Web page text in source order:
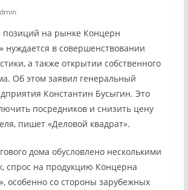
позиций на рынке Концерн
нуждается в совершенствовании
а также открытии собственного
Об этом заявил генеральный
Константин Бусыгин. Это
посредников и снизить цену
пишет «Деловой квадрат».
дома обусловлено несколькими
спрос на продукцию Концерна
особенно со стороны зарубежных